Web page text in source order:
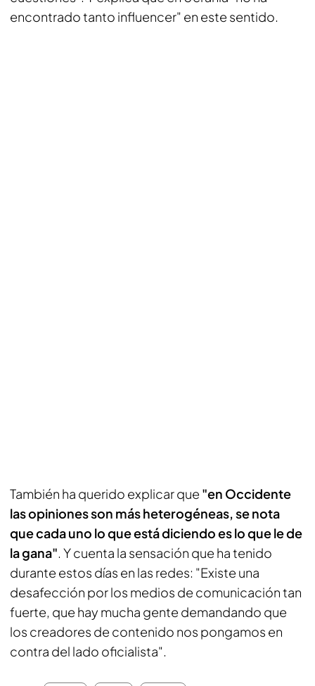
encontrado tanto influencer" en este sentido.
También ha querido explicar que "en Occidente
las opiniones son más heterogéneas, se nota
que cada uno lo que está diciendo es lo que le de
la gana". Y cuenta la sensación que ha tenido
durante estos días en las redes: "Existe una
desafección por los medios de comunicación tan
fuerte, que hay mucha gente demandando que
los creadores de contenido nos pongamos en
contra del lado oficialista".